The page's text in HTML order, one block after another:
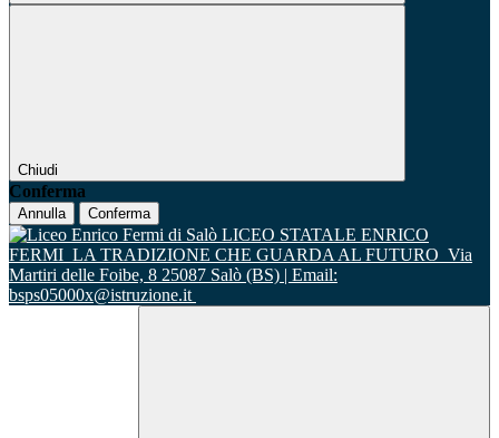
Chiudi
Conferma
Annulla Conferma
LICEO STATALE ENRICO
FERMI LA TRADIZIONE CHE GUARDA AL FUTURO Via
Martiri delle Foibe, 8 25087 Salò (BS) | Email:
bsps05000x@istruzione.it